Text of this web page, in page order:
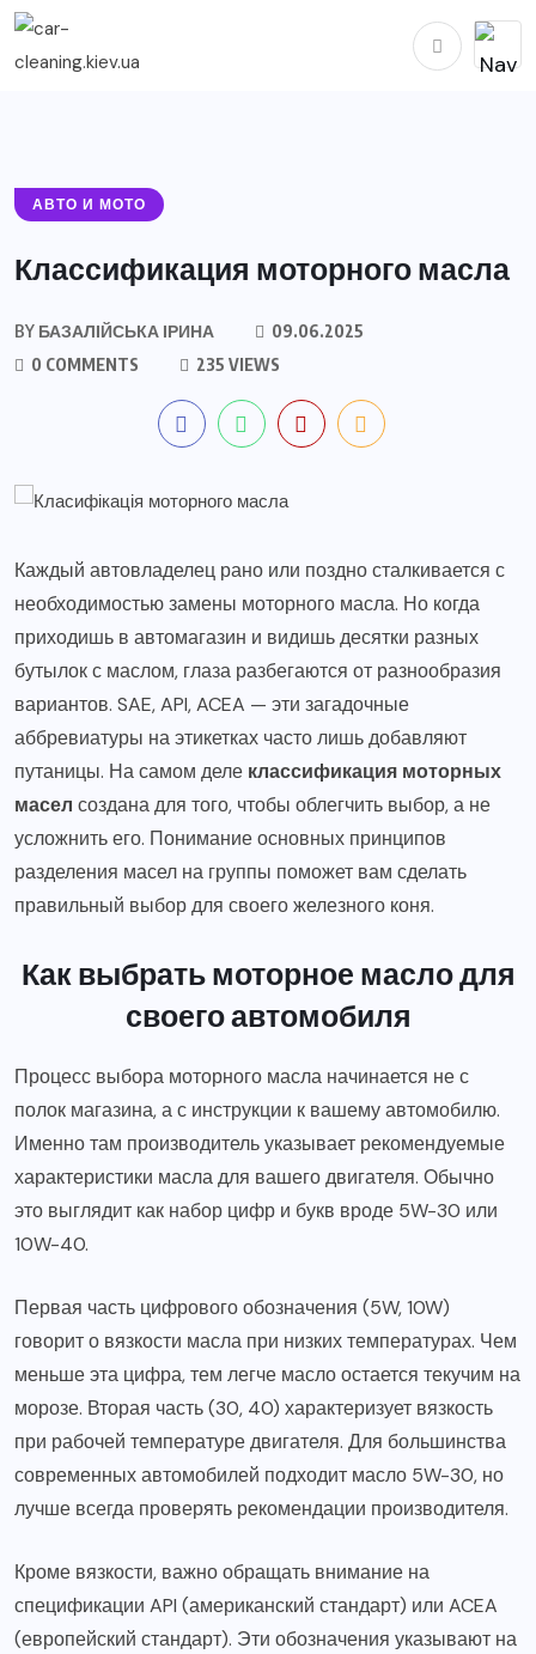
АВТО И МОТО
Классификация моторного масла
BY БАЗАЛІЙСЬКА ІРИНА
09.06.2025
0 COMMENTS
235 VIEWS
Каждый автовладелец рано или поздно сталкивается с
необходимостью замены моторного масла. Но когда
приходишь в автомагазин и видишь десятки разных
бутылок с маслом, глаза разбегаются от разнообразия
вариантов. SAE, API, ACEA — эти загадочные
аббревиатуры на этикетках часто лишь добавляют
путаницы. На самом деле классификация моторных
масел создана для того, чтобы облегчить выбор, а не
усложнить его. Понимание основных принципов
разделения масел на группы поможет вам сделать
правильный выбор для своего железного коня.
Как выбрать моторное масло для
своего автомобиля
Процесс выбора моторного масла начинается не с
полок магазина, а с инструкции к вашему автомобилю.
Именно там производитель указывает рекомендуемые
характеристики масла для вашего двигателя. Обычно
это выглядит как набор цифр и букв вроде 5W-30 или
10W-40.
Первая часть цифрового обозначения (5W, 10W)
говорит о вязкости масла при низких температурах. Чем
меньше эта цифра, тем легче масло остается текучим на
морозе. Вторая часть (30, 40) характеризует вязкость
при рабочей температуре двигателя. Для большинства
современных автомобилей подходит масло 5W-30, но
лучше всегда проверять рекомендации производителя.
Кроме вязкости, важно обращать внимание на
спецификации API (американский стандарт) или ACEA
(европейский стандарт). Эти обозначения указывают на